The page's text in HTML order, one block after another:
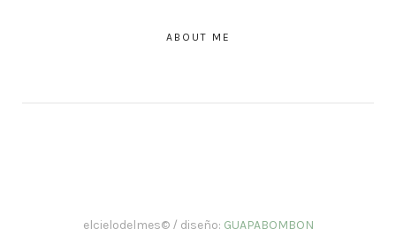
ABOUT ME
elcielodelmes© / diseño: GUAPABOMBON